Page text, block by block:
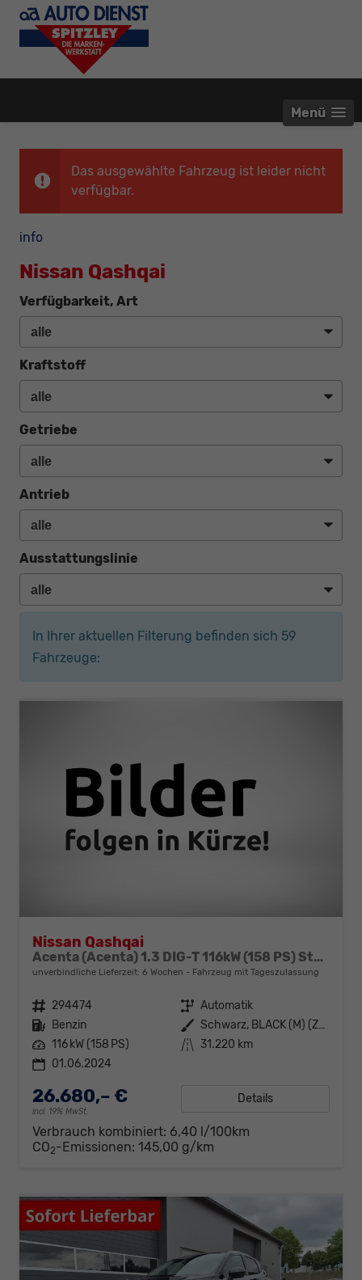
Menü
Das ausgewählte Fahrzeug ist leider nicht
verfügbar.
info
Nissan Qashqai
Verfügbarkeit, Art
Kraftstoff
Getriebe
Antrieb
Ausstattungslinie
In Ihrer aktuellen Filterung befinden sich 59
Fahrzeuge:
Nissan Qashqai
Acenta (Acenta) 1.3 DIG-T 116kW (158 PS) Stufenloses-X-Tronic-CVT
unverbindliche Lieferzeit: 6 Wochen Fahrzeug mit Tageszulassung
Fahrzeugnr. 294474 Getriebe Automatik
Kraftstoff Benzin Außenfarbe
Schwarz, BLACK (M) (Z11G)
Leistung 116 kW (158 PS) Kilometerstand 31.220 km
01.06.2024
26.680,– €
incl. 19% MwSt.
Details
Verbrauch kombiniert: 6,40 l/100km
CO2-Emissionen: 145,00 g/km